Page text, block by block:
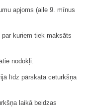
apjoms (aile 9. mīnus
kuriem tiek maksāts
nodokļi.
līdz pārskata ceturkšņa
laikā beidzas